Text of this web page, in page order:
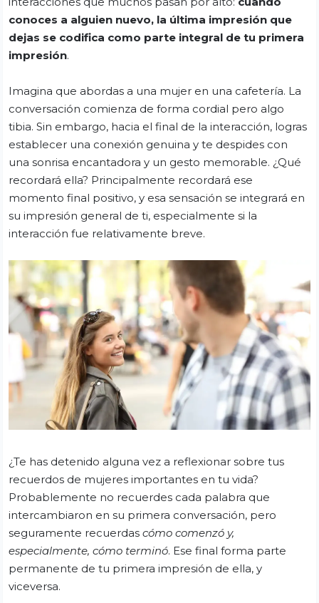
conoces a alguien nuevo, la última impresión que
dejas se codifica como parte integral de tu primera
impresión.
Imagina que abordas a una mujer en una cafetería. La
conversación comienza de forma cordial pero algo
tibia. Sin embargo, hacia el final de la interacción, logras
establecer una conexión genuina y te despides con
una sonrisa encantadora y un gesto memorable. ¿Qué
recordará ella? Principalmente recordará ese
momento final positivo, y esa sensación se integrará en
su impresión general de ti, especialmente si la
interacción fue relativamente breve.
¿Te has detenido alguna vez a reflexionar sobre tus
recuerdos de mujeres importantes en tu vida?
Probablemente no recuerdes cada palabra que
intercambiaron en su primera conversación, pero
seguramente recuerdas cómo comenzó y,
especialmente, cómo terminó. Ese final forma parte
permanente de tu primera impresión de ella, y
viceversa.